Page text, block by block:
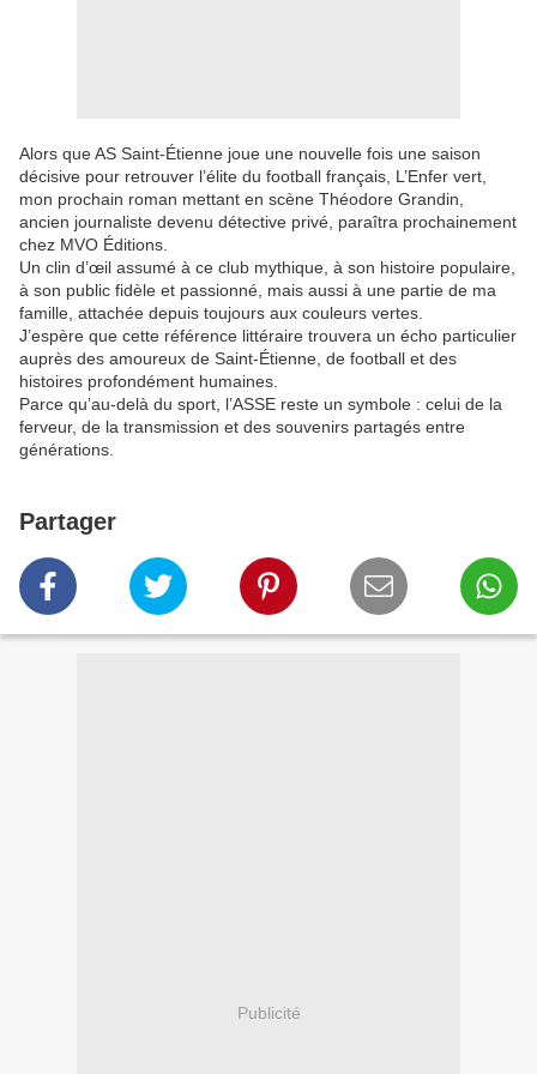
Alors que AS Saint-Étienne joue une nouvelle fois une saison
décisive pour retrouver l’élite du football français, L’Enfer vert,
mon prochain roman mettant en scène Théodore Grandin,
ancien journaliste devenu détective privé, paraîtra prochainement
chez MVO Éditions.
Un clin d’œil assumé à ce club mythique, à son histoire populaire,
à son public fidèle et passionné, mais aussi à une partie de ma
famille, attachée depuis toujours aux couleurs vertes.
J’espère que cette référence littéraire trouvera un écho particulier
auprès des amoureux de Saint-Étienne, de football et des
histoires profondément humaines.
Parce qu’au-delà du sport, l’ASSE reste un symbole : celui de la
ferveur, de la transmission et des souvenirs partagés entre
générations.
Partager
Publicité